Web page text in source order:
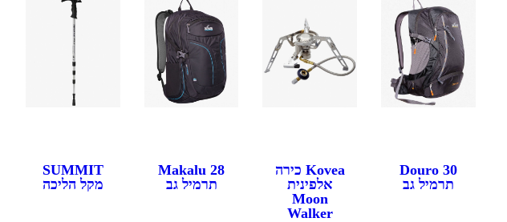
Douro 30
תרמיל גב
Kovea כירה
אלפינית
Moon
Walker
Makalu 28
תרמיל גב
SUMMIT
מקל הליכה